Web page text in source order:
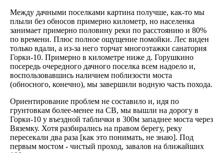
Между дачными поселками картина получше, как-то мы
плыли без обносов примерно километр, но населенка
занимает примерно половину реки по расстоянию и 80%
по времени. Плюс полное ощущение помойки. Лес виден
только вдали, а из-за него торчат многоэтажки санатория
Горки-10. Примерно в километре ниже д. Горушкино
посередь очередного дачного поселка всем надоело и,
воспользовавшись наличием поблизости моста
(обносного, конечно), мы завершили водную часть похода.
Ориентирование проблем не составило и, идя по
грунтовкам более-менее на СВ, мы вышли на дорогу в
Горки-10 у въездной таблички в 300м западнее моста через
Вяземку. Хотя разбирались на правом берегу, реку
пересекали два раза [как это понимать, не знаю]. Под
первым мостом - чистый проход, завалов на ближайших